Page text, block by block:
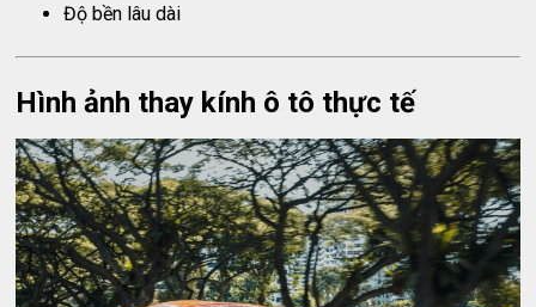
Độ bền lâu dài
Hình ảnh thay kính ô tô thực tế